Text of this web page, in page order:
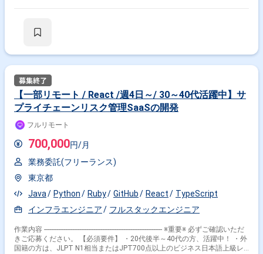
り返りから課題の洗い出し。 ・自社サービスの品質の見える化。 ▶︎具
開発工程が完了したのち、プロジェクト過程での改善点を洗い出します。
③：①・②の結果について、各チームと連携し改善のためのファシリテー
ト 上記を遂行するにあたって必要になる業務詳細は以下のとおりです。
・定期作業（現在の品質分析、プロジェクト分析、分析チームのファシ
・既存の月次の品質・コストレポート作成指示とその分析、改善提案。
ル、中長期的に狙えるキャリアステップ】 ★単一サービスで売上62億
験がいただけます。 大規模かつ開発のスピード感の速いプロダクトに関わ
ることができます。 競合の多い業界ながらも、常に新しい機能や価値を顧
客に提供し続けている事業に リアルタイムで携わりながら、今後もさらに
サービスが成長していくための仕組みを作るやりがいがあります。 どのよ
を提供できるかを常に試行錯誤し 現状分析・情報精査・課題発見・課題解
スタック】 ・監視ツール：NewRelic ・タスク管理：Redmine,ClickUP
・バックエンド：Go ・フロントエンド：React,Redux, ・ネイティ
ブアプリ：Swift,Kotlin ・データベース：MySQL,Redshift ・インフ
【一部リモート / React /週4日～/ 30～40代活躍中】サ
プライチェーンリスク管理SaaSの開発
フルリモート
700,000円/月
業務委託(フリーランス)
東京都
Java
Python Ruby GitHub React
TypeScript
インフラエンジニア
フルスタックエンジニア
作業内容 ------------------------------------------------------------------- ※重要※ 必ずご確認いただ
きご応募ください。 【必須要件】 ・20代後半～40代の方、活躍中！ ・外
国籍の方は、JLPT N1相当またはJPT700点以上のビジネス日本語上級レ